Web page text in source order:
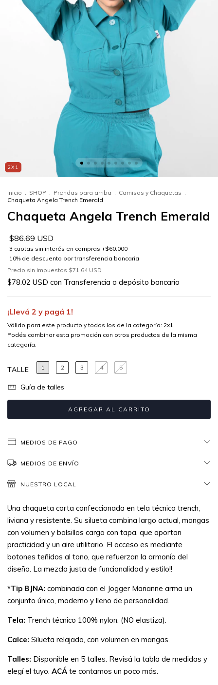
2X1
Inicio . SHOP . Prendas para arriba . Camisas y Chaquetas .
Chaqueta Angela Trench Emerald
Chaqueta Angela Trench Emerald
$86.69 USD
Precio sin impuestos $71.64 USD
$78.02 USD con Transferencia o depósito bancario
¡Llevá 2 y pagá 1!
Válido para este producto y todos los de la categoría: 2x1.
Podés combinar esta promoción con otros productos de la misma
categoría.
TALLE 1 2 3 4 5
Guía de talles
MEDIOS DE PAGO
MEDIOS DE ENVÍO
NUESTRO LOCAL
Una chaqueta corta confeccionada en tela técnica trench,
liviana y resistente. Su silueta combina largo actual, mangas
con volumen y bolsillos cargo con tapa, que aportan
practicidad y un aire utilitario. El acceso es mediante
botones teñidos al tono, que refuerzan la armonía del
diseño. La mezcla justa de funcionalidad y estilo!!
*Tip BJNA: combinada con el Jogger Marianne arma un
conjunto único, moderno y lleno de personalidad.
Tela: Trench técnico 100% nylon. (NO elastiza).
Calce: Silueta relajada, con volumen en mangas.
Talles: Disponible en 5 talles. Revisá la tabla de medidas y
elegí el tuyo. ACÁ te contamos un poco más.